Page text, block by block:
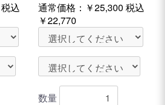
税込
通常価格： ￥25,300 税込
￥22,770
数量